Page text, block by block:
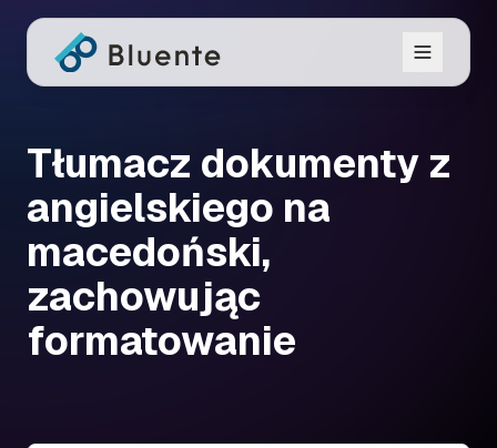
Tłumacz dokumenty z
angielskiego na
macedoński,
zachowując
formatowanie